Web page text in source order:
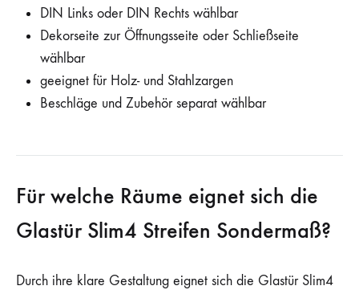
DIN Links oder DIN Rechts wählbar
Dekorseite zur Öffnungsseite oder Schließseite
wählbar
geeignet für Holz- und Stahlzargen
Beschläge und Zubehör separat wählbar
Für welche Räume eignet sich die
Glastür Slim4 Streifen Sondermaß?
Durch ihre klare Gestaltung eignet sich die Glastür Slim4